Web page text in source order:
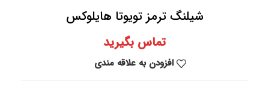
شیلنگ ترمز تویوتا هایلوکس
تماس بگیرید
افزودن به علاقه مندی